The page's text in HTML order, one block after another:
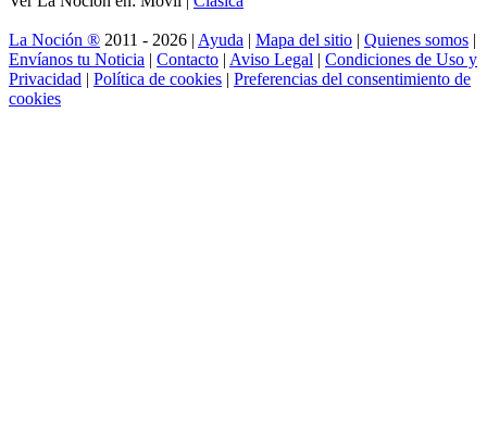
La Noción ® 2011 - 2026 | Ayuda | Mapa del sitio | Quienes somos |
Envíanos tu Noticia | Contacto | Aviso Legal | Condiciones de Uso y
Privacidad | Política de cookies | Preferencias del consentimiento de
cookies